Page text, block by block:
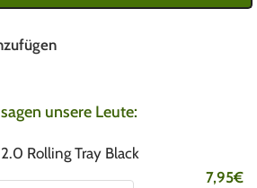
unsere Leute:
Rolling Tray Black
7,95€